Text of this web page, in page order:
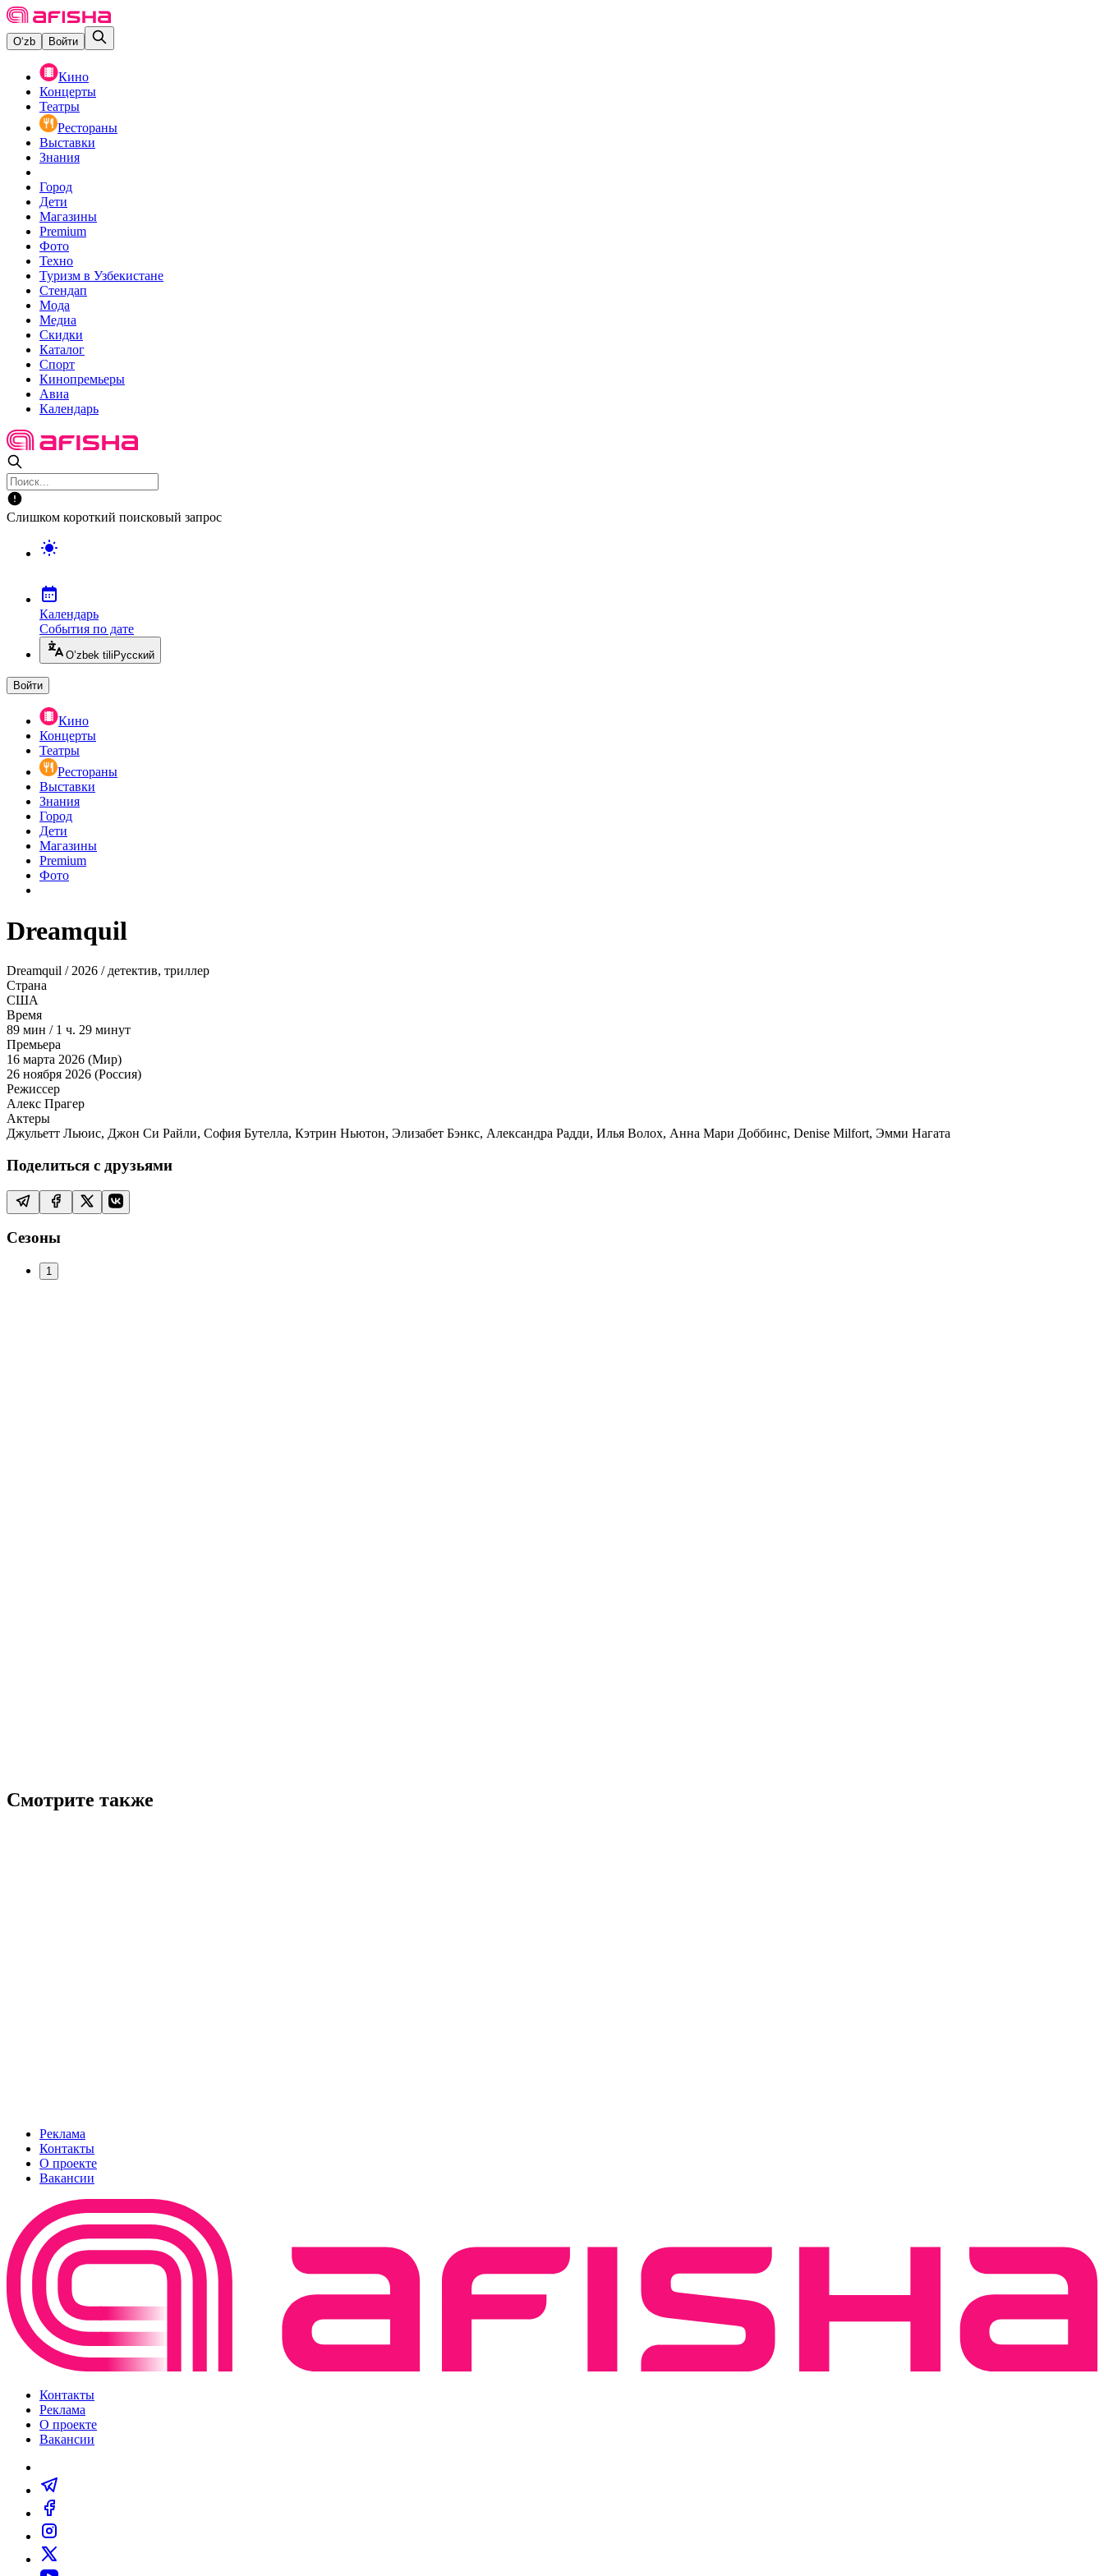
O‘zb Войти
Кино
Концерты
Театры
Рестораны
Выставки
Знания
Город
Дети
Магазины
Premium
Фото
Техно
Туризм в Узбекистане
Стендап
Мода
Медиа
Скидки
Каталог
Спорт
Кинопремьеры
Авиа
Календарь
Слишком короткий поисковый запрос
Календарь
События по дате
O’zbek tili Русский
Войти
Кино
Концерты
Театры
Рестораны
Выставки
Знания
Город
Дети
Магазины
Premium
Фото
Dreamquil
Dreamquil / 2026 / детектив, триллер
Страна
США
Время
89 мин / 1 ч. 29 минут
Премьера
16 марта 2026 (Мир)
26 ноября 2026 (Россия)
Режиссер
Алекс Прагер
Актеры
Джульетт Льюис, Джон Си Райли, София Бутелла, Кэтрин Ньютон, Элизабет Бэнкс, Александра Радди, Илья Волох, Анна Мари Доббинс, Denise Milfort, Эмми Нагата
Поделиться с друзьями
Сезоны
1
Смотрите также
Реклама
Контакты
О проекте
Вакансии
Контакты
Реклама
О проекте
Вакансии